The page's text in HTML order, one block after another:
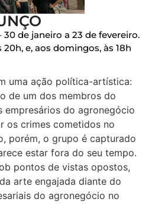
30 de janeiro a 23 de fevereiro.
e, aos domingos, às 18h
uma ação política-artística:
de um dos membros do
empresários do agronegócio
os crimes cometidos no
porém, o grupo é capturado
estar fora do seu tempo.
pontos de vistas opostos,
arte engajada diante do
do agronegócio no